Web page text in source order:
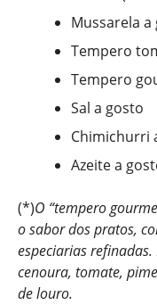
Mussarela a
Tempero
Tempero
Sal a gosto
Chimichurri
Azeite a
(*)O “tempero
o sabor dos pratos,
especiarias
cenoura, tomate,
de louro.